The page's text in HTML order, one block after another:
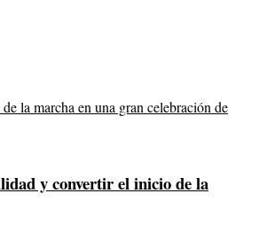
y convertir el inicio de la